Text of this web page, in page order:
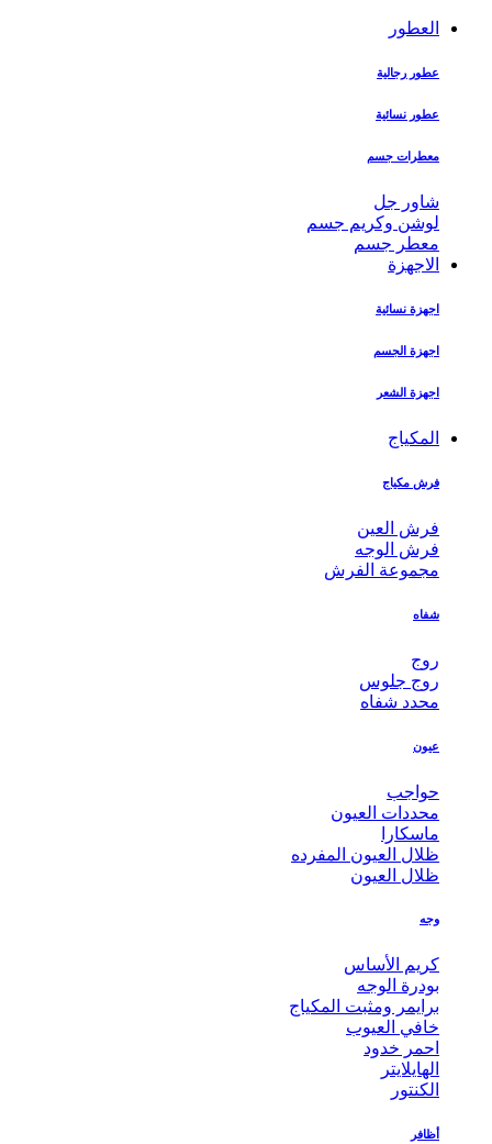
العطور
عطور رجالية
عطور نسائية
معطرات جسم
شاور جل
لوشن وكريم جسم
معطر جسم
الاجهزة
اجهزة نسائية
اجهزة الجسم
اجهزة الشعر
المكياج
فرش مكياج
فرش العين
فرش الوجه
مجموعة الفرش
شفاه
روج
روج جلوس
محدد شفاه
عيون
حواجب
محددات العيون
ماسكارا
ظلال العيون المفرده
ظلال العيون
وجه
كريم الأساس
بودرة الوجه
برايمر ومثبت المكياج
خافي العيوب
احمر خدود
الهايلايتر
الكنتور
أظافر